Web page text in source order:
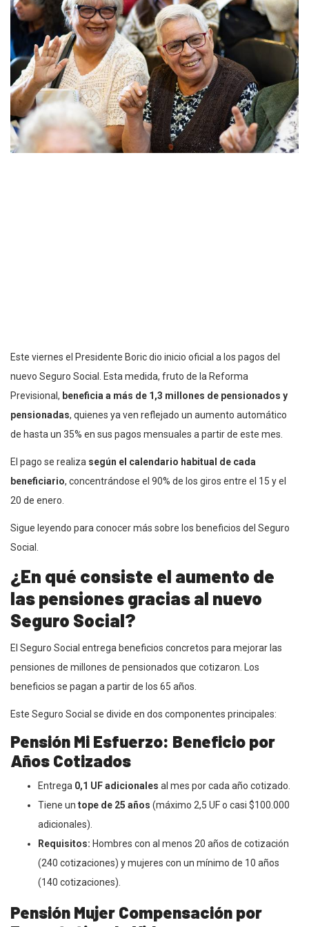
Este viernes el Presidente Boric dio inicio oficial a los pagos del
nuevo Seguro Social. Esta medida, fruto de la Reforma
Previsional, beneficia a más de 1,3 millones de pensionados y
pensionadas, quienes ya ven reflejado un aumento automático
de hasta un 35% en sus pagos mensuales a partir de este mes.
El pago se realiza según el calendario habitual de cada
beneficiario, concentrándose el 90% de los giros entre el 15 y el
20 de enero.
Sigue leyendo para conocer más sobre los beneficios del Seguro
Social.
¿En qué consiste el aumento de
las pensiones gracias al nuevo
Seguro Social?
El Seguro Social entrega beneficios concretos para mejorar las
pensiones de millones de pensionados que cotizaron. Los
beneficios se pagan a partir de los 65 años.
Este Seguro Social se divide en dos componentes principales:
Pensión Mi Esfuerzo: Beneficio por
Años Cotizados
Entrega 0,1 UF adicionales al mes por cada año cotizado.
Tiene un tope de 25 años (máximo 2,5 UF o casi $100.000
adicionales).
Requisitos: Hombres con al menos 20 años de cotización
(240 cotizaciones) y mujeres con un mínimo de 10 años
(140 cotizaciones).
Pensión Mujer Compensación por